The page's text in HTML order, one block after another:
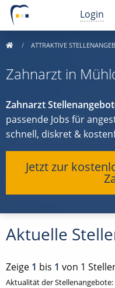
Login
ATTRAKTIVE
Zahnarzt in
Zahnarzt
passende Jobs für
schnell, diskret &
Jetzt zur
Aktuelle
Zeige 1 bis 1 von 1
Aktualität der Stellenangebote: